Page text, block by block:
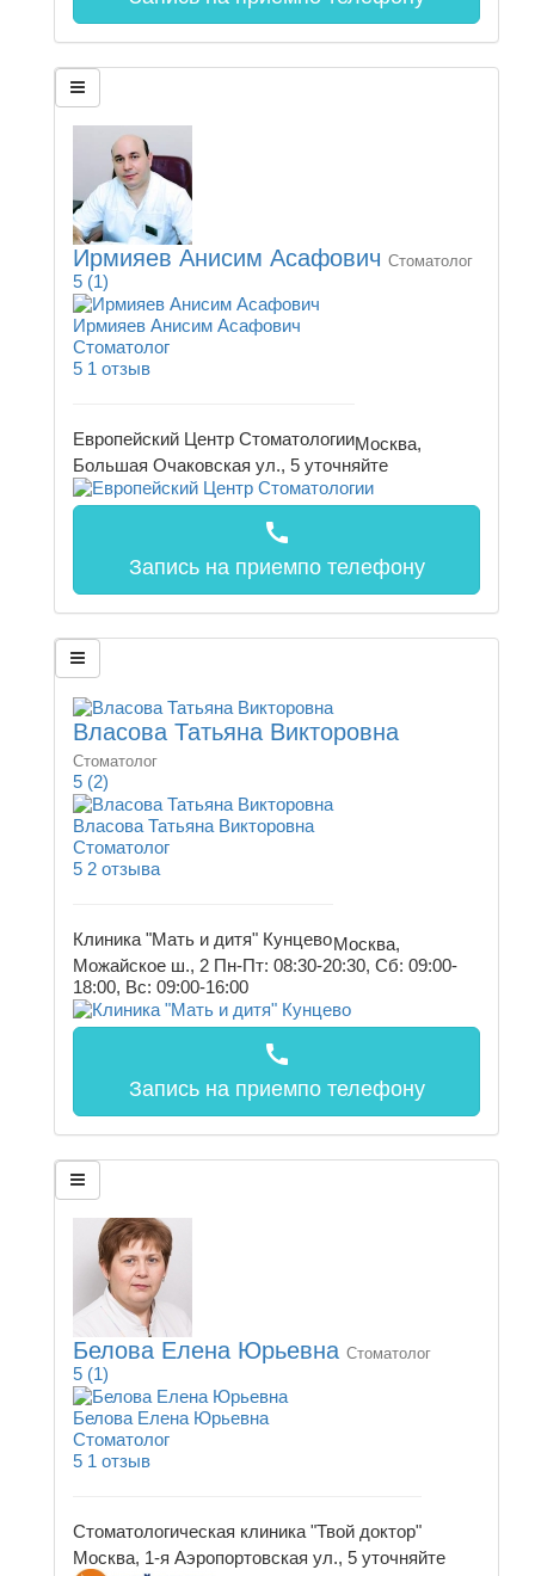
Ирмияев Анисим Асафович Стоматолог
5 (1)
Ирмияев Анисим Асафович
Стоматолог
5 1 отзыв
Европейский Центр СтоматологииМосква,
Большая Очаковская ул., 5 уточняйте
call
Запись на приемпо телефону
Власова Татьяна Викторовна
Стоматолог
5 (2)
Власова Татьяна Викторовна
Стоматолог
5 2 отзыва
Клиника "Мать и дитя" КунцевоМосква,
Можайское ш., 2 Пн-Пт: 08:30-20:30, Сб: 09:00-
18:00, Вс: 09:00-16:00
call
Запись на приемпо телефону
Белова Елена Юрьевна Стоматолог
5 (1)
Белова Елена Юрьевна
Стоматолог
5 1 отзыв
Стоматологическая клиника "Твой доктор"
Москва, 1-я Аэропортовская ул., 5 уточняйте